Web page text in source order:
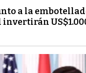
a la